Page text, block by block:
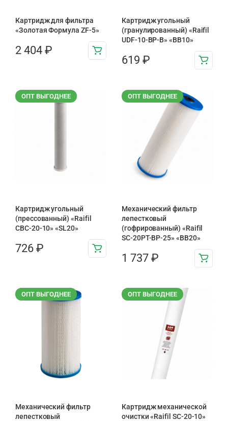
Картридж для фильтра
«Золотая Формула ZF-5»
2 404 ₽
Картридж угольный
(гранулированный) «Raifil
UDF-10-BP-B» «BB10»
619 ₽
ОПТ ВЫГОДНЕЕ
Картридж угольный
(прессованный) «Raifil
CBC-20-10» «SL20»
726 ₽
ОПТ ВЫГОДНЕЕ
Механический фильтр
лепестковый
(гофрированный) «Raifil
SC-20PT-ВР-25» «BB20»
1 737 ₽
ОПТ ВЫГОДНЕЕ
Механический фильтр
лепестковый
ОПТ ВЫГОДНЕЕ
Картридж механической
очистки «Raifil SC-20-10»